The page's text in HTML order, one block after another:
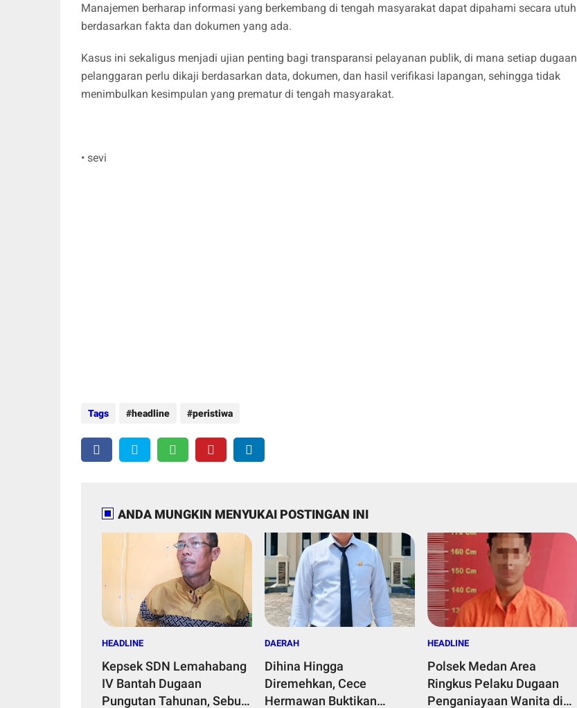
Manajemen berharap informasi yang berkembang di tengah masyarakat dapat dipahami secara utuh
berdasarkan fakta dan dokumen yang ada.
Kasus ini sekaligus menjadi ujian penting bagi transparansi pelayanan publik, di mana setiap dugaan
pelanggaran perlu dikaji berdasarkan data, dokumen, dan hasil verifikasi lapangan, sehingga tidak
menimbulkan kesimpulan yang prematur di tengah masyarakat.
• sevi
Tags headline peristiwa
ANDA MUNGKIN MENYUKAI POSTINGAN INI
HEADLINE
Kepsek SDN Lemahabang
IV Bantah Dugaan
Pungutan Tahunan, Sebut
DAERAH
Dihina Hingga
Diremehkan, Cece
Hermawan Buktikan
HEADLINE
Polsek Medan Area
Ringkus Pelaku Dugaan
Penganiayaan Wanita di